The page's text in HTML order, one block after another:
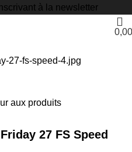
à la newsletter
0,00
aux produits
27 FS Speed